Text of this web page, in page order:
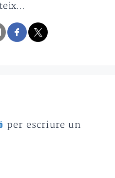
per escriure un